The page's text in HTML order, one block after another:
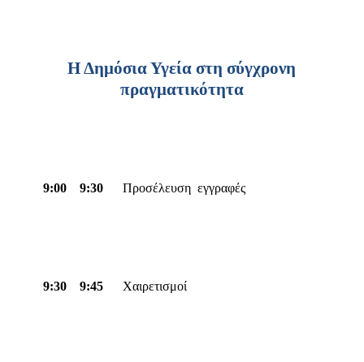
Η Δημόσια Υγεία στη σύγχρονη
πραγματικότητα
9:00  9:30 Προσέλευση  εγγραφές
9:30  9:45 Χαιρετισμοί